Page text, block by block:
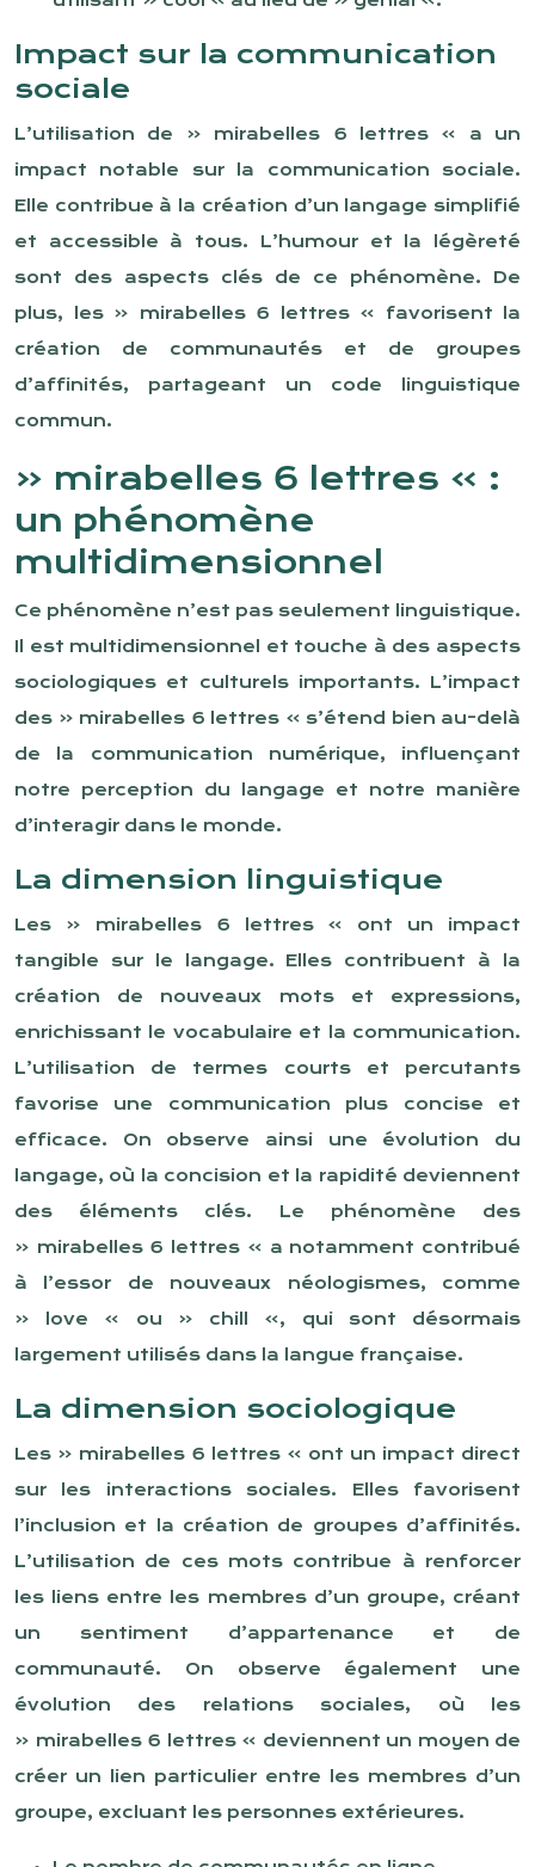
Impact sur la communication
sociale
L’utilisation de « mirabelles 6 lettres » a un
impact notable sur la communication sociale.
Elle contribue à la création d’un langage simplifié
et accessible à tous. L’humour et la légèreté
sont des aspects clés de ce phénomène. De
plus, les « mirabelles 6 lettres » favorisent la
création de communautés et de groupes
d’affinités, partageant un code linguistique
commun.
« mirabelles 6 lettres » :
un phénomène
multidimensionnel
Ce phénomène n’est pas seulement linguistique.
Il est multidimensionnel et touche à des aspects
sociologiques et culturels importants. L’impact
des « mirabelles 6 lettres » s’étend bien au-delà
de la communication numérique, influençant
notre perception du langage et notre manière
d’interagir dans le monde.
La dimension linguistique
Les « mirabelles 6 lettres » ont un impact
tangible sur le langage. Elles contribuent à la
création de nouveaux mots et expressions,
enrichissant le vocabulaire et la communication.
L’utilisation de termes courts et percutants
favorise une communication plus concise et
efficace. On observe ainsi une évolution du
langage, où la concision et la rapidité deviennent
des éléments clés. Le phénomène des
« mirabelles 6 lettres » a notamment contribué
à l’essor de nouveaux néologismes, comme
« love » ou « chill », qui sont désormais
largement utilisés dans la langue française.
La dimension sociologique
Les « mirabelles 6 lettres » ont un impact direct
sur les interactions sociales. Elles favorisent
l’inclusion et la création de groupes d’affinités.
L’utilisation de ces mots contribue à renforcer
les liens entre les membres d’un groupe, créant
un sentiment d’appartenance et de
communauté. On observe également une
évolution des relations sociales, où les
« mirabelles 6 lettres » deviennent un moyen de
créer un lien particulier entre les membres d’un
groupe, excluant les personnes extérieures.